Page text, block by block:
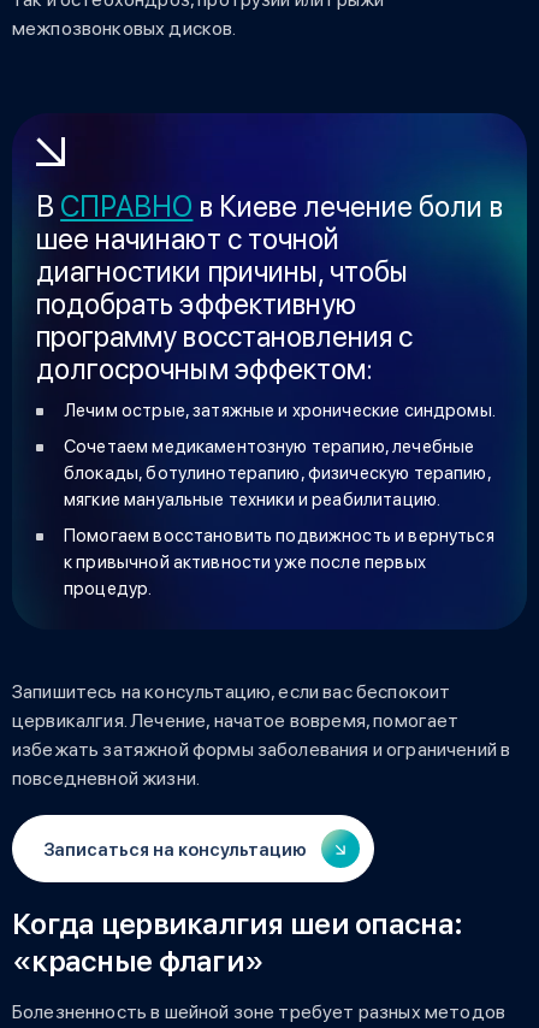
межпозвонковых дисков.
В СПРАВНО в Киеве лечение боли в
шее начинают с точной
диагностики причины, чтобы
подобрать эффективную
программу восстановления с
долгосрочным эффектом:
Лечим острые, затяжные и хронические синдромы.
Сочетаем медикаментозную терапию, лечебные
блокады, ботулинотерапию, физическую терапию,
мягкие мануальные техники и реабилитацию.
Помогаем восстановить подвижность и вернуться
к привычной активности уже после первых
процедур.
Запишитесь на консультацию, если вас беспокоит
цервикалгия. Лечение, начатое вовремя, помогает
избежать затяжной формы заболевания и ограничений в
повседневной жизни.
Записаться на консультацию
Когда цервикалгия шеи опасна:
«красные флаги»
Болезненность в шейной зоне требует разных методов